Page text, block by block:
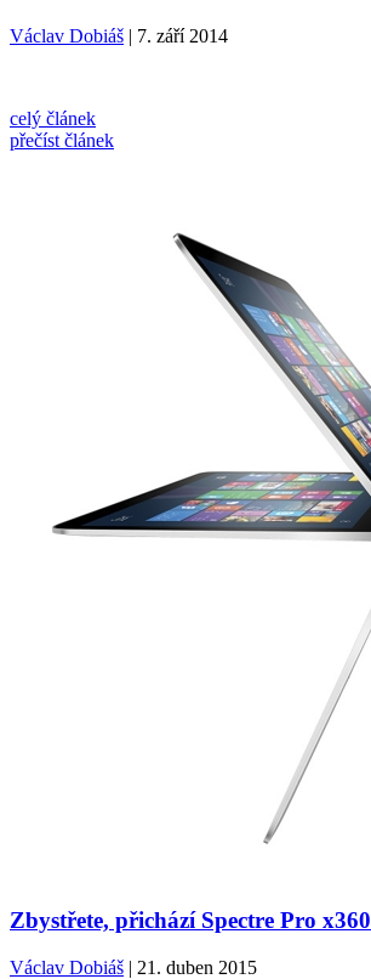
Václav Dobiáš | 7. září 2014
celý článek
přečíst článek
Zbystřete, přichází Spectre Pro x360
Václav Dobiáš | 21. duben 2015